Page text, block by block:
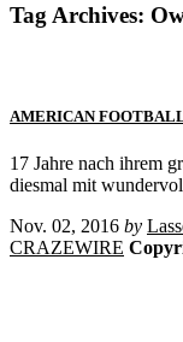
Tag Archives:
AMERICAN
17 Jahre nach ihrem
diesmal mit
Nov. 02, 2016 by
CRAZEWIRE